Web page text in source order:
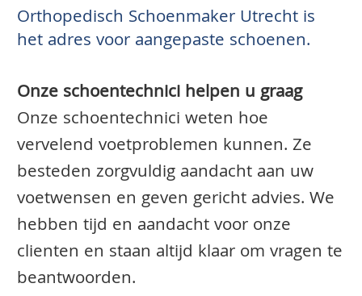
Orthopedisch Schoenmaker Utrecht is
het adres voor aangepaste schoenen.
Onze schoentechnici helpen u graag
Onze schoentechnici weten hoe
vervelend voetproblemen kunnen. Ze
besteden zorgvuldig aandacht aan uw
voetwensen en geven gericht advies. We
hebben tijd en aandacht voor onze
clienten en staan altijd klaar om vragen te
beantwoorden.